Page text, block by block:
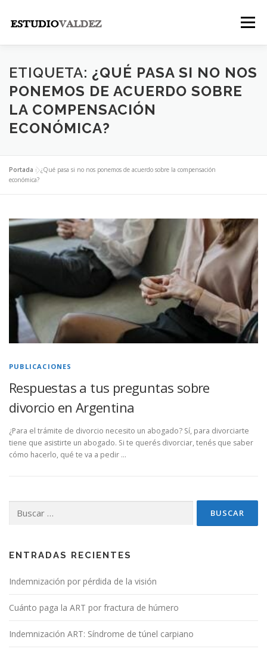
contenido
Menú
INICIO INSTITUCIONAL NOSOTROS
LEGALES PUBLICACIONES
ETIQUETA: ¿QUÉ PASA SI NO NOS
PONEMOS DE ACUERDO SOBRE
LA COMPENSACIÓN
ECONÓMICA?
Portada »¿Qué pasa si no nos ponemos de acuerdo sobre la compensación
económica?
PUBLICACIONES
Respuestas a tus preguntas sobre
divorcio en Argentina
¿Para el trámite de divorcio necesito un abogado? Sí, para divorciarte
tiene que asistirte un abogado. Si te querés divorciar, tenés que saber
cómo hacerlo, qué te va a pedir …
ENTRADAS RECIENTES
Indemnización por pérdida de la visión
Cuánto paga la ART por fractura de húmero
Indemnización ART: Síndrome de túnel carpiano